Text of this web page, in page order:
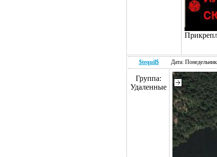
$tequil$ Дата:
Группа:
Удаленные